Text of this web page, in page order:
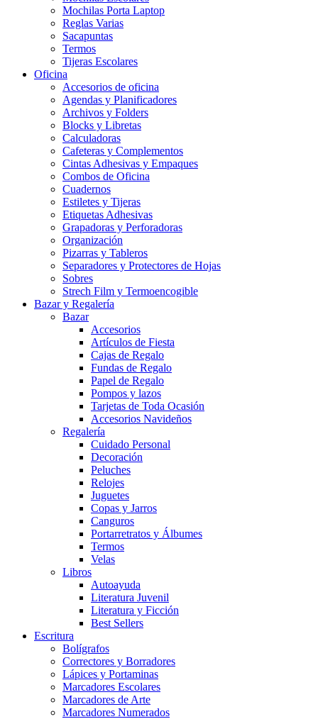
Mochilas Porta Laptop
Reglas Varias
Sacapuntas
Termos
Tijeras Escolares
Oficina
Accesorios de oficina
Agendas y Planificadores
Archivos y Folders
Blocks y Libretas
Calculadoras
Cafeteras y Complementos
Cintas Adhesivas y Empaques
Combos de Oficina
Cuadernos
Estiletes y Tijeras
Etiquetas Adhesivas
Grapadoras y Perforadoras
Organización
Pizarras y Tableros
Separadores y Protectores de Hojas
Sobres
Strech Film y Termoencogible
Bazar y Regalería
Bazar
Accesorios
Artículos de Fiesta
Cajas de Regalo
Fundas de Regalo
Papel de Regalo
Pompos y lazos
Tarjetas de Toda Ocasión
Accesorios Navideños
Regalería
Cuidado Personal
Decoración
Peluches
Relojes
Juguetes
Copas y Jarros
Canguros
Portarretratos y Álbumes
Termos
Velas
Libros
Autoayuda
Literatura Juvenil
Literatura y Ficción
Best Sellers
Escritura
Bolígrafos
Correctores y Borradores
Lápices y Portaminas
Marcadores Escolares
Marcadores de Arte
Marcadores Numerados